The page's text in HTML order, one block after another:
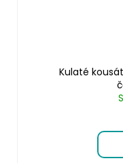
Kulaté